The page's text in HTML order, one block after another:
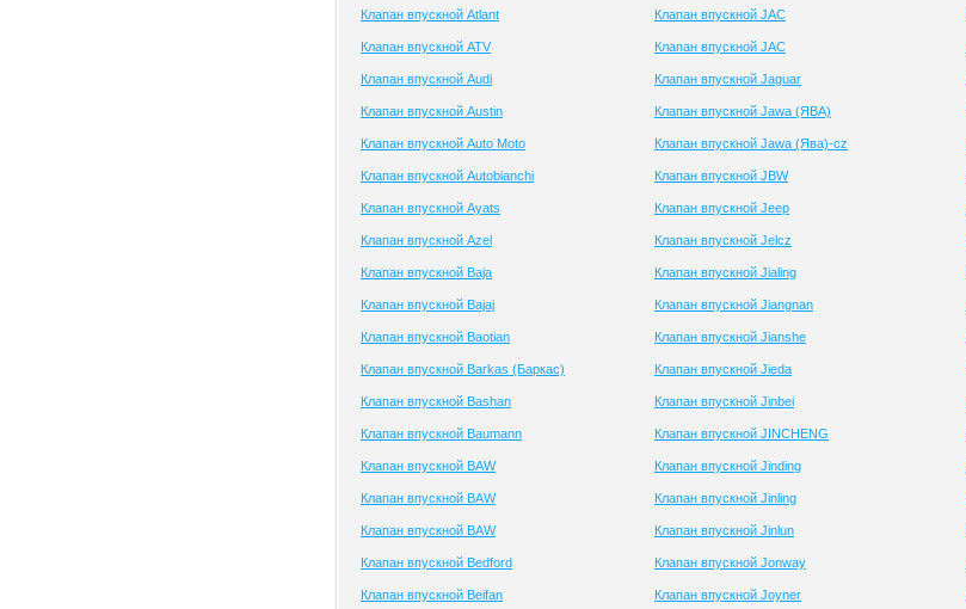
Клапан впускной Atlant
Клапан впускной ATV
Клапан впускной Audi
Клапан впускной Austin
Клапан впускной Auto Moto
Клапан впускной Autobianchi
Клапан впускной Ayats
Клапан впускной Azel
Клапан впускной Baja
Клапан впускной Bajaj
Клапан впускной Baotian
Клапан впускной Barkas (Баркас)
Клапан впускной Bashan
Клапан впускной Baumann
Клапан впускной BAW
Клапан впускной BAW
Клапан впускной BAW
Клапан впускной Bedford
Клапан впускной Beifan
Клапан впускной JAC
Клапан впускной JAC
Клапан впускной Jaguar
Клапан впускной Jawa (ЯВА)
Клапан впускной Jawa (Ява)-cz
Клапан впускной JBW
Клапан впускной Jeep
Клапан впускной Jelcz
Клапан впускной Jialing
Клапан впускной Jiangnan
Клапан впускной Jianshe
Клапан впускной Jieda
Клапан впускной Jinbei
Клапан впускной JINCHENG
Клапан впускной Jinding
Клапан впускной Jinling
Клапан впускной Jinlun
Клапан впускной Jonway
Клапан впускной Joyner